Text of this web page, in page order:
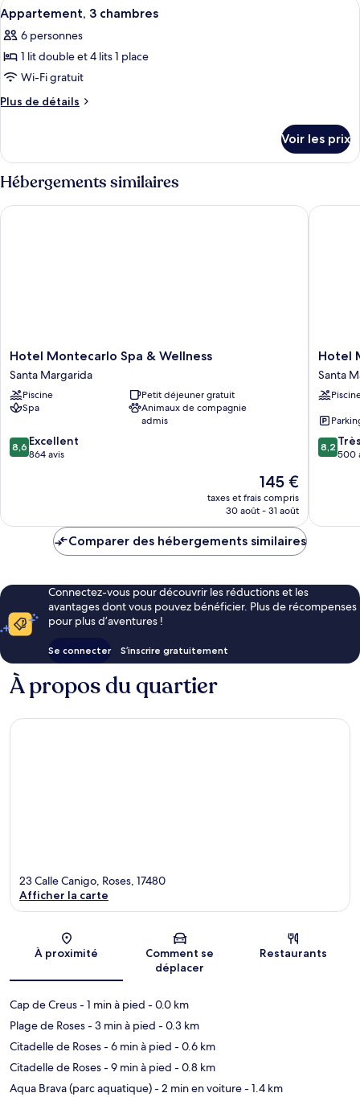
1
chambre
de
chambre
Appartement
Supérieur,
chambre
Afficher
toutes
les
photos
pour
ce
chambre :
Appartement,
3
chambres
10
Appartement, 3 chambres
6 personnes
1 lit double et 4 lits 1 place
Wi-Fi gratuit
Plus de détails
Plus
le
type
de
chambre
Appartement,
Voir les prix
Hébergements similaires
Hotel
Montecarlo
Spa
&
Wellness
Margarida
Hotel Montecarlo Spa & Wellness
Santa Margarida
Piscine
Petit déjeuner gratuit
Spa
Animaux de compagnie
admis
8.6
sur
8,6 Excellent
864 avis
Le
nouveau
prix
de
145 €
taxes et frais compris
30 août - 31 août
Hotel Montecarlo Spa & Wellness
Hotel
Roses
by
&
Santa
Hotel
Santa
8.2
sur
8,2
500
Hotel
Comparer des hébergements similaires
Connectez-vous pour découvrir les réductions et les
avantages dont vous pouvez bénéficier. Plus de récompenses
pour plus d’aventures !
Se connecter S’inscrire gratuitement
À propos du quartier
Carte
23 Calle Canigo, Roses, 17480
Afficher la carte
À proximité
Comment se
déplacer
Restaurants
Cap de Creus- 1 min à pied - 0.0 km
Plage de Roses- 3 min à pied - 0.3 km
Citadelle de Roses- 6 min à pied - 0.6 km
Citadelle de Roses- 9 min à pied - 0.8 km
Aqua Brava (parc aquatique)- 2 min en voiture- 1.4 km